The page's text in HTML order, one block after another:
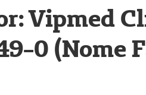
Vipmed
0 (Nome